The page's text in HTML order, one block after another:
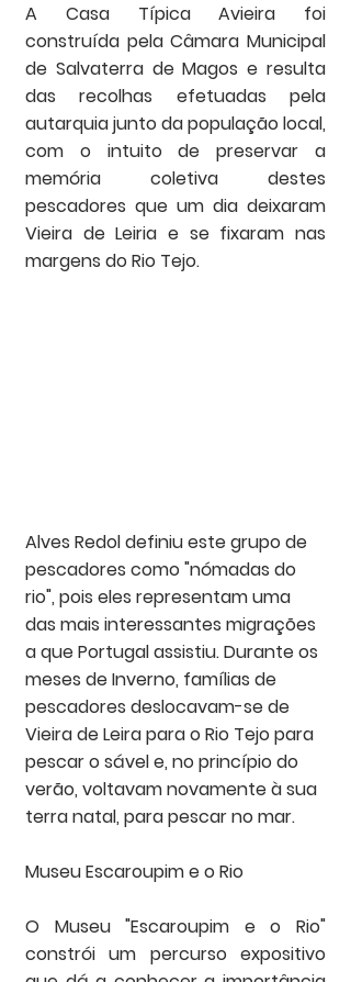
A Casa Típica Avieira foi
construída pela Câmara Municipal
de Salvaterra de Magos e resulta
das recolhas efetuadas pela
autarquia junto da população local,
com o intuito de preservar a
memória coletiva destes
pescadores que um dia deixaram
Vieira de Leiria e se fixaram nas
margens do Rio Tejo.
Alves Redol definiu este grupo de
pescadores como "nómadas do
rio", pois eles representam uma
das mais interessantes migrações
a que Portugal assistiu. Durante os
meses de Inverno, famílias de
pescadores deslocavam-se de
Vieira de Leira para o Rio Tejo para
pescar o sável e, no princípio do
verão, voltavam novamente à sua
terra natal, para pescar no mar.
Museu Escaroupim e o Rio
O Museu "Escaroupim e o Rio"
constrói um percurso expositivo